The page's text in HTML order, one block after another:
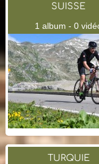
SUISSE
1 album - 0
TURQUIE